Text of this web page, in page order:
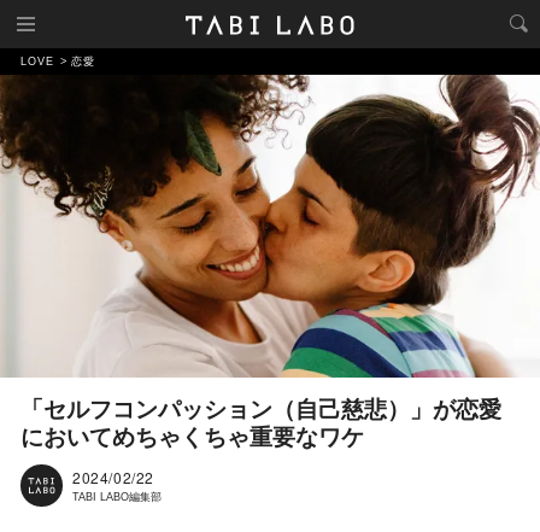
LOVE 恋愛
「セルフコンパッション（自己慈悲）」が恋愛
においてめちゃくちゃ重要なワケ
2024/02/22
TABI LABO編集部